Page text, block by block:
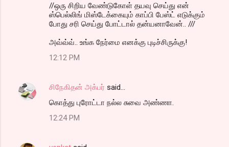
//ஒரு சிறிய வேண்டுகோள் தயவு செய்து என்
ஸ்பெல்லிங் மிஸ்டேக்கையும் காப்பி பேஸ்ட் எடுக்கும்
போது சரி செய்து போட்டால் தன்யனாவேன்.. ///
அவ்வ்வ்.. உங்க நேர்மை எனக்கு புடிச்சிருக்கு!
12:12 PM
சிநேகிதன் அக்பர் said…
கொத்து புரோட்டா நல்ல சுவை அண்ணா.
12:24 PM